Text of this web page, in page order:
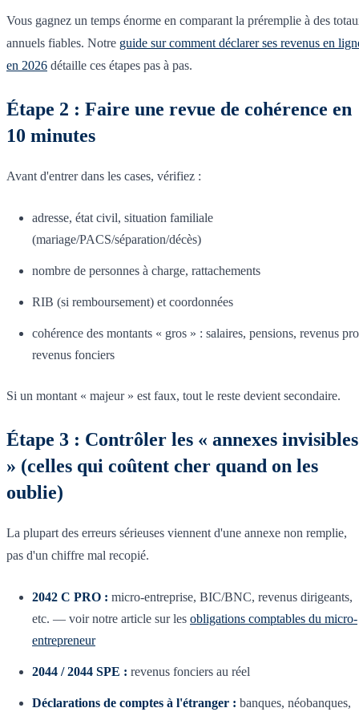
Vous gagnez un temps énorme en comparant la préremplie à des
annuels fiables. Notre guide sur comment déclarer ses revenus en
en 2026 détaille ces étapes pas à pas.
Étape 2 : Faire une revue de cohérence en
10 minutes
Avant d'entrer dans les cases, vérifiez :
adresse, état civil, situation familiale
(mariage/PACS/séparation/décès)
nombre de personnes à charge, rattachements
RIB (si remboursement) et coordonnées
cohérence des montants « gros » : salaires, pensions, revenus
revenus fonciers
Si un montant « majeur » est faux, tout le reste devient secondaire.
Étape 3 : Contrôler les « annexes invisibles
» (celles qui coûtent cher quand on les
oublie)
La plupart des erreurs sérieuses viennent d'une annexe non remplie,
pas d'un chiffre mal recopié.
2042 C PRO : micro-entreprise, BIC/BNC, revenus dirigeants,
etc. — voir notre article sur les obligations comptables du micro-
entrepreneur
2044 / 2044 SPE : revenus fonciers au réel
Déclarations de comptes à l'étranger : banques, néobanques,